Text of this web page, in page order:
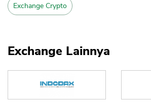
Exchange Crypto
Exchange Lainnya